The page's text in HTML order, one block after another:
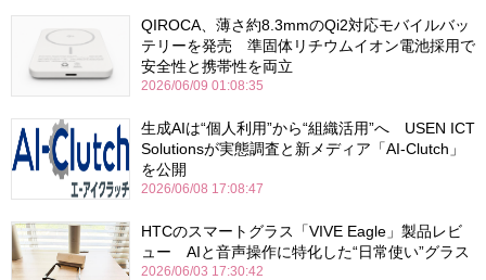
QIROCA、薄さ約8.3mmのQi2対応モバイルバッ
テリーを発売 準固体リチウムイオン電池採用で
安全性と携帯性を両立
2026/06/09 01:08:35
生成AIは“個人利用”から“組織活用”へ USEN ICT
Solutionsが実態調査と新メディア「AI-Clutch」
を公開
2026/06/08 17:08:47
HTCのスマートグラス「VIVE Eagle」製品レビ
ュー AIと音声操作に特化した“日常使い”グラス
2026/06/03 17:30:42